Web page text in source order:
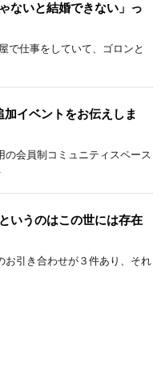
ないと結婚できない」っ
仕事をしていて、ゴロンと
加イベントをお伝えしま
の会員制コミュニティスペース
いうのはこの世には存在
お引き合わせが３件あり、それ